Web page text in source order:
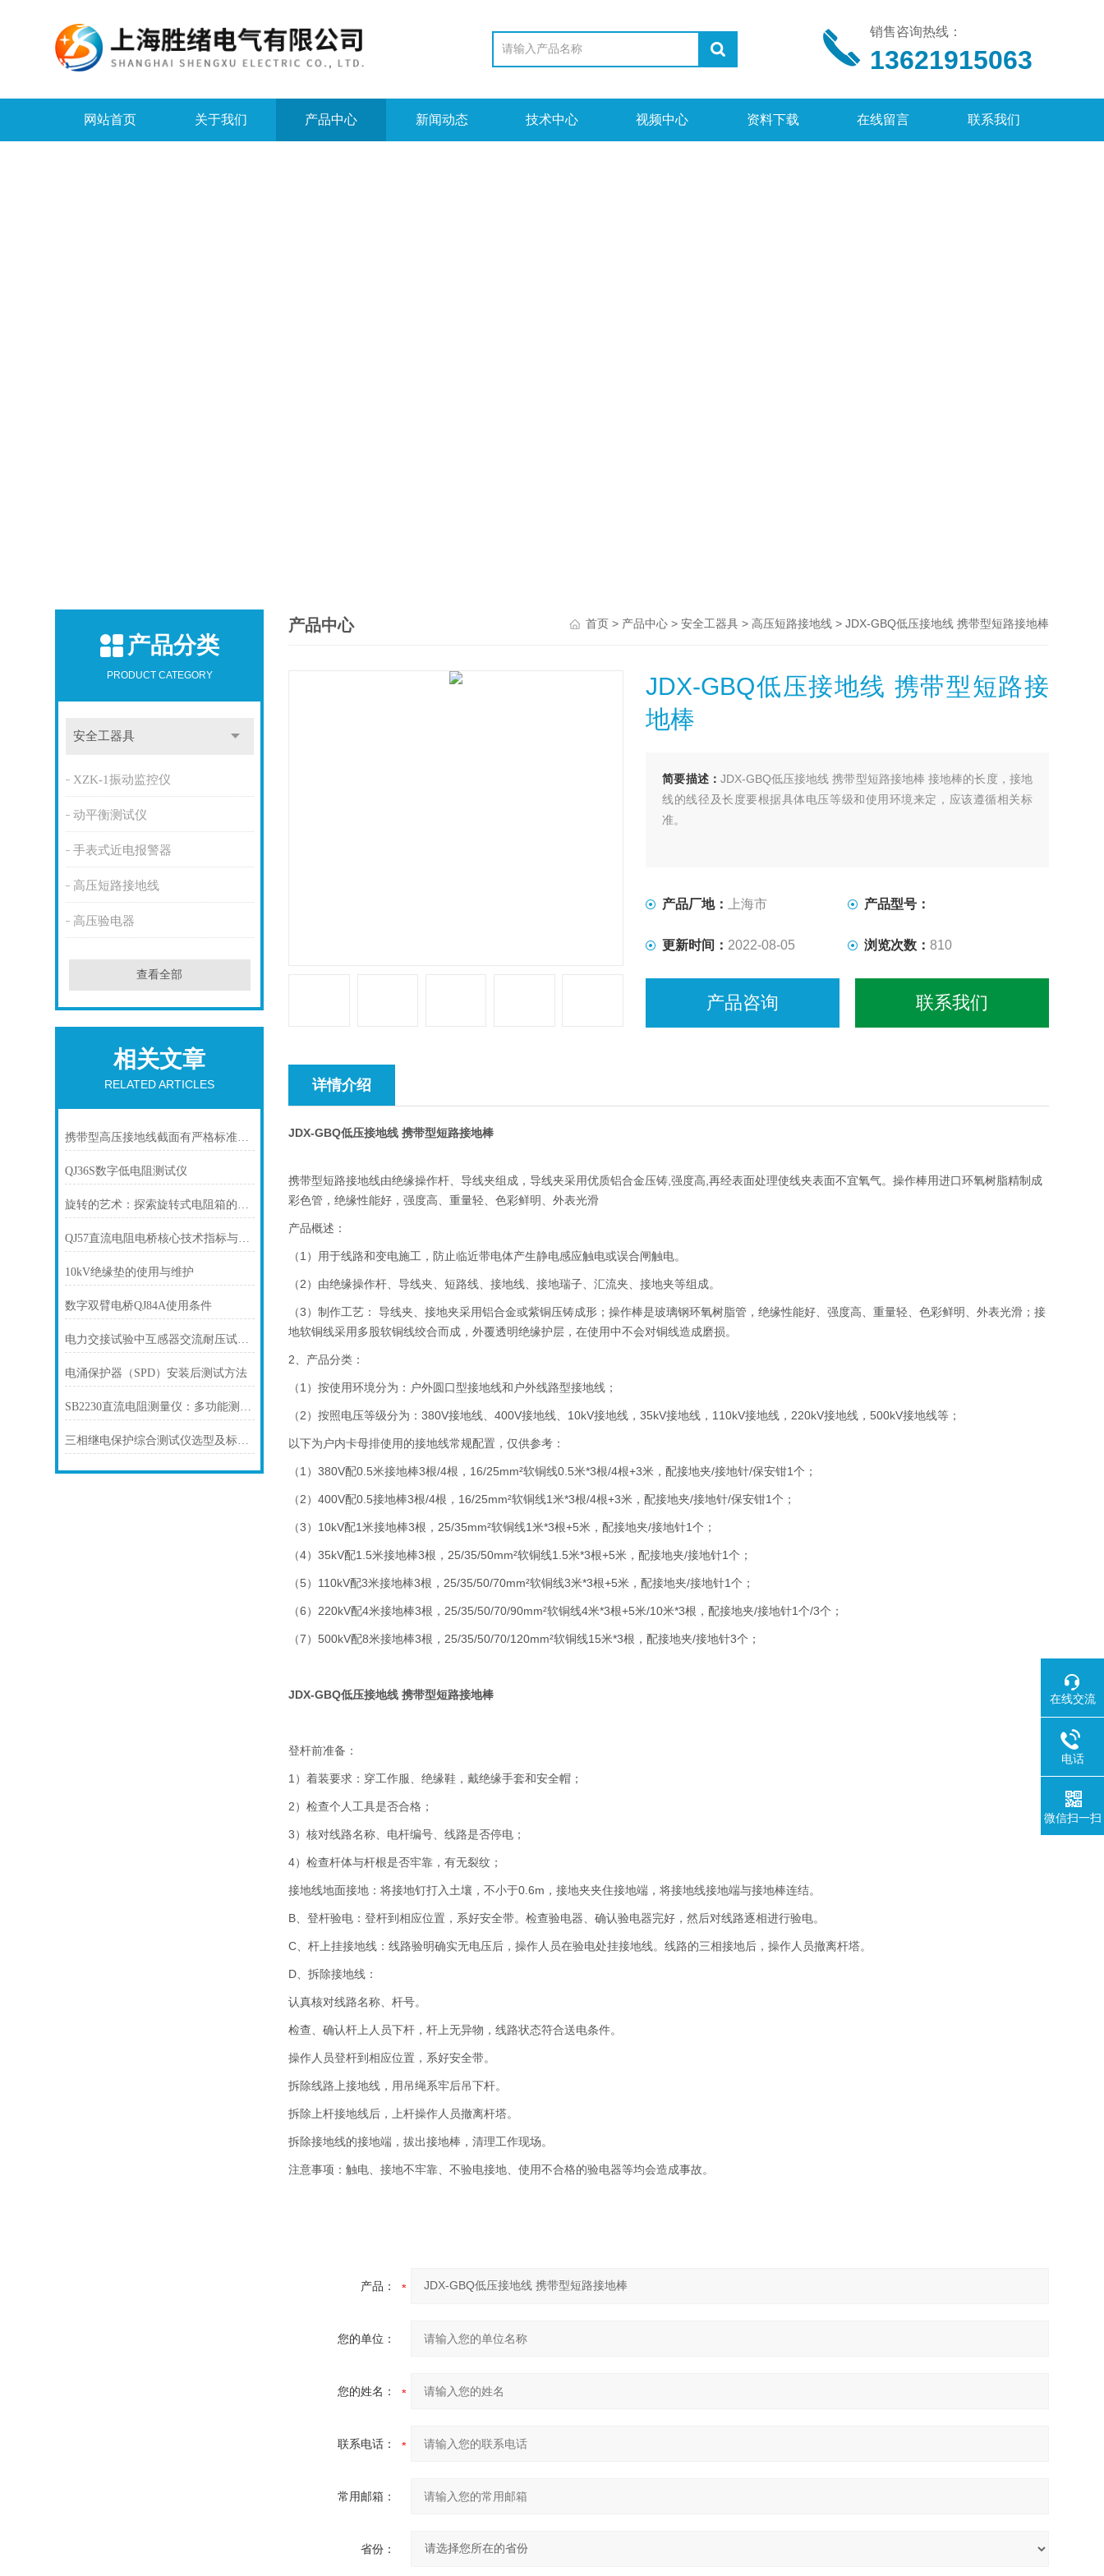
销售咨询热线：
13621915063
网站首页 关于我们 产品中心 新闻动态 技术中心 视频中心 资料下载 在线留言 联系我们
产品分类
PRODUCT CATEGORY
安全工器具
XZK-1振动监控仪
动平衡测试仪
手表式近电报警器
高压短路接地线
高压验电器
查看全部
相关文章
RELATED ARTICLES
携带型高压接地线截面有严格标准和要求
QJ36S数字低电阻测试仪
旋转的艺术：探索旋转式电阻箱的魅力
QJ57直流电阻电桥核心技术指标与功能
10kV绝缘垫的使用与维护
数字双臂电桥QJ84A使用条件
电力交接试验中互感器交流耐压试验规定要求
电涌保护器（SPD）安装后测试方法
SB2230直流电阻测量仪：多功能测量助力电力检测
三相继电保护综合测试仪选型及标准规程
产品中心 首页> 产品中心> 安全工器具> 高压短路接地线> JDX-GBQ低压接地线 携带型短路接地棒
JDX-GBQ低压接地线 携带型短路接
地棒
简要描述： JDX-GBQ低压接地线 携带型短路接地棒 接地棒的长度，接地
线的线径及长度要根据具体电压等级和使用环境来定，应该遵循相关标
准。
产品厂地： 上海市 产品型号：
更新时间： 2022-08-05 浏览次数： 810
产品咨询 联系我们
详情介绍
JDX-GBQ低压接地线 携带型短路接地棒
携带型短路接地线由绝缘操作杆、导线夹组成，导线夹采用优质铝合金压铸,强度高,再经表面处理使线夹表面不宜氧气。操作棒用进口环氧树脂精制成
彩色管，绝缘性能好，强度高、重量轻、色彩鲜明、外表光滑
产品概述：
（1）用于线路和变电施工，防止临近带电体产生静电感应触电或误合闸触电。
（2）由绝缘操作杆、导线夹、短路线、接地线、接地瑞子、汇流夹、接地夹等组成。
（3）制作工艺： 导线夹、接地夹采用铝合金或紫铜压铸成形；操作棒是玻璃钢环氧树脂管，绝缘性能好、强度高、重量轻、色彩鲜明、外表光滑；接
地软铜线采用多股软铜线绞合而成，外覆透明绝缘护层，在使用中不会对铜线造成磨损。
2、产品分类：
（1）按使用环境分为：户外圆口型接地线和户外线路型接地线；
（2）按照电压等级分为：380V接地线、400V接地线、10kV接地线，35kV接地线，110kV接地线，220kV接地线，500kV接地线等；
以下为户内卡母排使用的接地线常规配置，仅供参考：
（1）380V配0.5米接地棒3根/4根，16/25mm²软铜线0.5米*3根/4根+3米，配接地夹/接地针/保安钳1个；
（2）400V配0.5接地棒3根/4根，16/25mm²软铜线1米*3根/4根+3米，配接地夹/接地针/保安钳1个；
（3）10kV配1米接地棒3根，25/35mm²软铜线1米*3根+5米，配接地夹/接地针1个；
（4）35kV配1.5米接地棒3根，25/35/50mm²软铜线1.5米*3根+5米，配接地夹/接地针1个；
（5）110kV配3米接地棒3根，25/35/50/70mm²软铜线3米*3根+5米，配接地夹/接地针1个；
（6）220kV配4米接地棒3根，25/35/50/70/90mm²软铜线4米*3根+5米/10米*3根，配接地夹/接地针1个/3个；
（7）500kV配8米接地棒3根，25/35/50/70/120mm²软铜线15米*3根，配接地夹/接地针3个；
JDX-GBQ低压接地线 携带型短路接地棒
登杆前准备：
1）着装要求：穿工作服、绝缘鞋，戴绝缘手套和安全帽；
2）检查个人工具是否合格；
3）核对线路名称、电杆编号、线路是否停电；
4）检查杆体与杆根是否牢靠，有无裂纹；
接地线地面接地：将接地钉打入土壤，不小于0.6m，接地夹夹住接地端，将接地线接地端与接地棒连结。
B、登杆验电：登杆到相应位置，系好安全带。检查验电器、确认验电器完好，然后对线路逐相进行验电。
C、杆上挂接地线：线路验明确实无电压后，操作人员在验电处挂接地线。线路的三相接地后，操作人员撤离杆塔。
D、拆除接地线：
认真核对线路名称、杆号。
检查、确认杆上人员下杆，杆上无异物，线路状态符合送电条件。
操作人员登杆到相应位置，系好安全带。
拆除线路上接地线，用吊绳系牢后吊下杆。
拆除上杆接地线后，上杆操作人员撤离杆塔。
拆除接地线的接地端，拔出接地棒，清理工作现场。
注意事项：触电、接地不牢靠、不验电接地、使用不合格的验电器等均会造成事故。
产品：
您的单位：
您的姓名：
联系电话：
常用邮箱：
省份：
在线交流
电话
微信扫一扫